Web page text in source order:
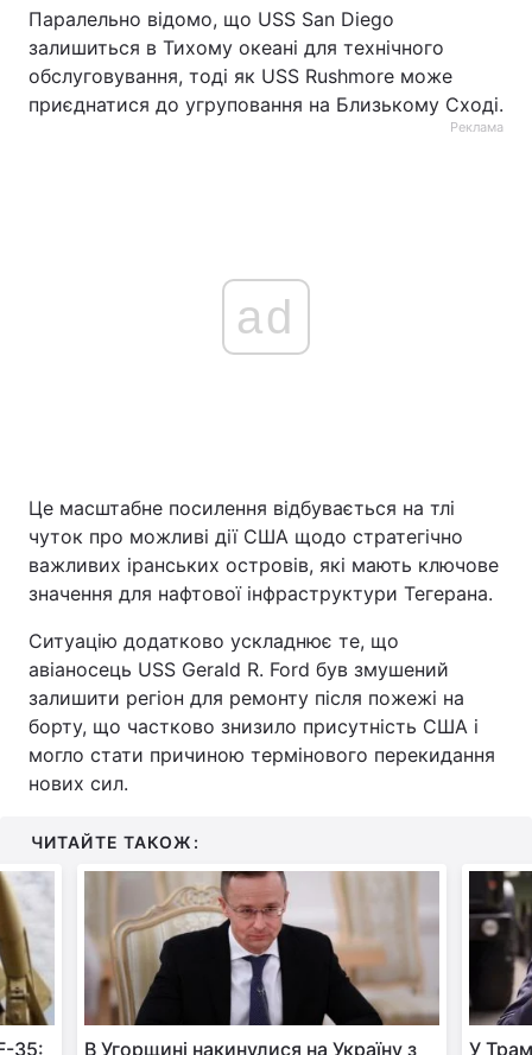
Паралельно відомо, що USS San Diego
залишиться в Тихому океані для технічного
обслуговування, тоді як USS Rushmore може
приєднатися до угруповання на Близькому Сході.
Реклама
ad
Це масштабне посилення відбувається на тлі
чуток про можливі дії США щодо стратегічно
важливих іранських островів, які мають ключове
значення для нафтової інфраструктури Тегерана.
Ситуацію додатково ускладнює те, що
авіаносець USS Gerald R. Ford був змушений
залишити регіон для ремонту після пожежі на
борту, що частково знизило присутність США і
могло стати причиною термінового перекидання
нових сил.
ЧИТАЙТЕ ТАКОЖ:
35: В Угорщині накинулися на Україну з У